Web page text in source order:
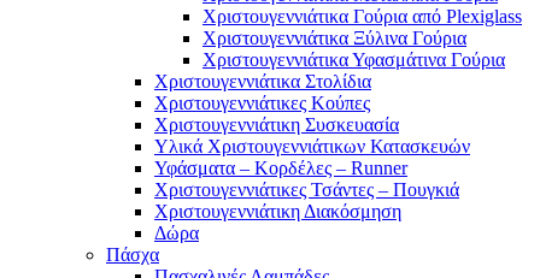
Χριστουγεννιάτικα Γούρια από Plexiglass
Χριστουγεννιάτικα Ξύλινα Γούρια
Χριστουγεννιάτικα Υφασμάτινα Γούρια
Χριστουγεννιάτικα Στολίδια
Χριστουγεννιάτικες Κούπες
Χριστουγεννιάτικη Συσκευασία
Υλικά Χριστουγεννιάτικων Κατασκευών
Υφάσματα – Κορδέλες – Runner
Χριστουγεννιάτικες Τσάντες – Πουγκιά
Χριστουγεννιάτικη Διακόσμηση
Δώρα
Πάσχα